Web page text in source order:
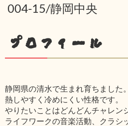
004-15/静岡中央
プロフィール
静岡県の清水で生まれ育ちました。
熱しやすく冷めにくい性格です。
やりたいことはどんどんチャレン
ライフワークの音楽活動、クラシ